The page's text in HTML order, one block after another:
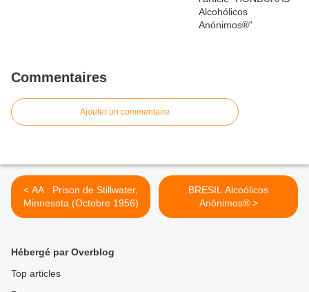
Commentaires
Ajouter un commentaire
< AA : Prison de Stillwater,
Minnesota (Octobre 1956)
BRESIL Alcoólicos
Anônimos® >
Hébergé par Overblog
Top articles